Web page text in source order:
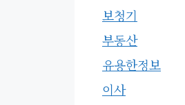
보청기
부동산
유용한정보
이사